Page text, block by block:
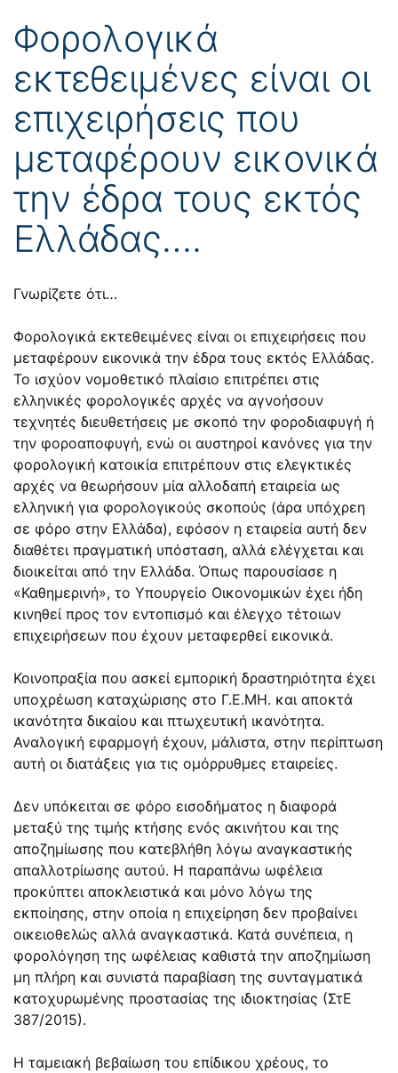
Φορολογικά
εκτεθειμένες είναι οι
επιχειρήσεις που
μεταφέρουν εικονικά
την έδρα τους εκτός
Ελλάδας….
Γνωρίζετε ότι…
Φορολογικά εκτεθειμένες είναι οι επιχειρήσεις που
μεταφέρουν εικονικά την έδρα τους εκτός Ελλάδας.
Το ισχύον νομοθετικό πλαίσιο επιτρέπει στις
ελληνικές φορολογικές αρχές να αγνοήσουν
τεχνητές διευθετήσεις με σκοπό την φοροδιαφυγή ή
την φοροαποφυγή, ενώ οι αυστηροί κανόνες για την
φορολογική κατοικία επιτρέπουν στις ελεγκτικές
αρχές να θεωρήσουν μία αλλοδαπή εταιρεία ως
ελληνική για φορολογικούς σκοπούς (άρα υπόχρεη
σε φόρο στην Ελλάδα), εφόσον η εταιρεία αυτή δεν
διαθέτει πραγματική υπόσταση, αλλά ελέγχεται και
διοικείται από την Ελλάδα. Όπως παρουσίασε η
«Καθημερινή», το Υπουργείο Οικονομικών έχει ήδη
κινηθεί προς τον εντοπισμό και έλεγχο τέτοιων
επιχειρήσεων που έχουν μεταφερθεί εικονικά.
Κοινοπραξία που ασκεί εμπορική δραστηριότητα έχει
υποχρέωση καταχώρισης στο Γ.Ε.ΜΗ. και αποκτά
ικανότητα δικαίου και πτωχευτική ικανότητα.
Αναλογική εφαρμογή έχουν, μάλιστα, στην περίπτωση
αυτή οι διατάξεις για τις ομόρρυθμες εταιρείες.
Δεν υπόκειται σε φόρο εισοδήματος η διαφορά
μεταξύ της τιμής κτήσης ενός ακινήτου και της
αποζημίωσης που κατεβλήθη λόγω αναγκαστικής
απαλλοτρίωσης αυτού. Η παραπάνω ωφέλεια
προκύπτει αποκλειστικά και μόνο λόγω της
εκποίησης, στην οποία η επιχείρηση δεν προβαίνει
οικειοθελώς αλλά αναγκαστικά. Κατά συνέπεια, η
φορολόγηση της ωφέλειας καθιστά την αποζημίωση
μη πλήρη και συνιστά παραβίαση της συνταγματικά
κατοχυρωμένης προστασίας της ιδιοκτησίας (ΣτΕ
387/2015).
Η ταμειακή βεβαίωση του επίδικου χρέους, το